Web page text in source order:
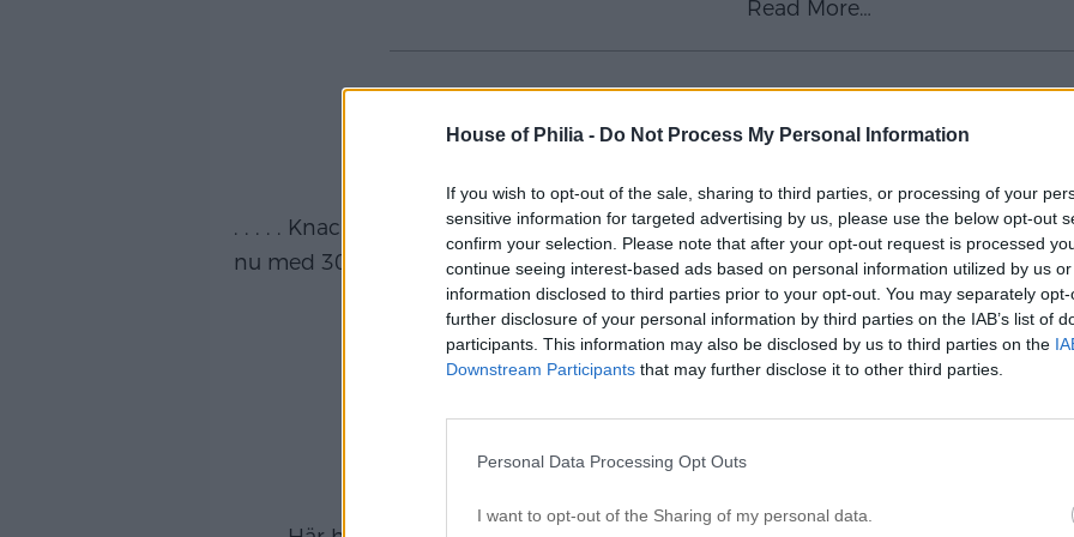
House of Philia - Do Not Process My Personal Information
If you wish to opt-out of the sale, sharing to third parties, or processing of your
sensitive information for targeted advertising by us, please use the below opt-out
confirm your selection. Please note that after your opt-out request is processed
continue seeing interest-based ads based on personal information utilized by us
information disclosed to third parties prior to your opt-out. You may separately
further disclosure of your personal information by third parties on the IAB’s list of
participants. This information may also be disclosed by us to third parties on the
Downstream Participants that may further disclose it to other third parties.
Personal Data Processing Opt Outs
I want to opt-out of the Sharing of my personal data.
Read More…
BLACK FRIDAY
. . . . . Knack knack:) Måste bara tipsa om att en av mina absoluta favoritshoppar
nu med 30% på toti! Missa inte det! KRAM . . I samarbete med Isa Couture . .
Read More…
TODELOOOOOO